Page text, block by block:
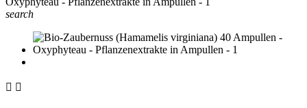
search
 